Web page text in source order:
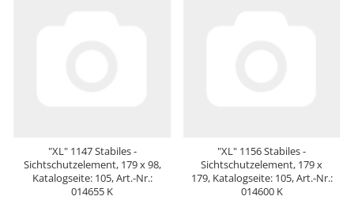
"XL" 1147 Stabiles -
Sichtschutzelement, 179 x 98,
Katalogseite: 105, Art.-Nr.:
014655 K
"XL" 1156 Stabiles -
Sichtschutzelement, 179 x
179, Katalogseite: 105, Art.-Nr.:
014600 K